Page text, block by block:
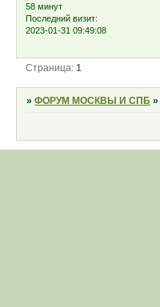
58 минут
Последний визит:
2023-01-31 09:49:08
Страница:1
»ФОРУМ МОСКВЫ И СПБ